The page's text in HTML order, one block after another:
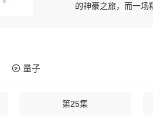
的神豪之旅，而一场
量子
第25集